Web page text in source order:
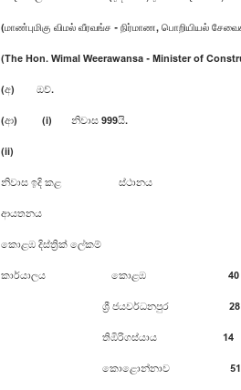
(மாண்புமிகு விமல் வீரவங்ச - நிர்மாண, பொறியியல்
(The Hon. Wimal Weerawansa - Minister of
(අ) ඔව්.
(ආ) (i) නිවාස 999යි.
(ii)
නිවාස ඉදි කළ ස්ථානය
ආයතනය
කොළඹ දිස්ත්‍රික් ලේකම්
කාර්යාලය ‍ කොළඹ 40
ශ්‍රී ජයවර්ධනපුර 28
තිඹිරිගස්යාය 14
කොළොන්නාව 51